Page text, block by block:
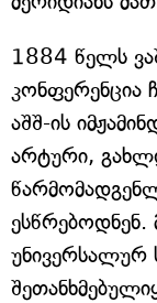
1884 წელს
კონფერენცია
აშშ-ის
არტური,
ესწრებოდნენ.
უნივერსალურ